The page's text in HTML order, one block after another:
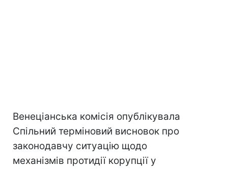
Венеціанська комісія опублікувала
Спільний терміновий висновок про
законодавчу ситуацію щодо
механізмів протидії корупції у